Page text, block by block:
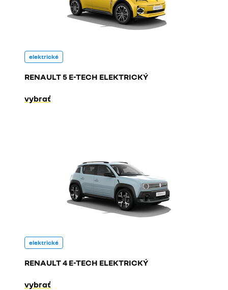
elektrické
RENAULT 5 E-TECH ELEKTRICKÝ
vybrať
elektrické
RENAULT 4 E-TECH ELEKTRICKÝ
vybrať